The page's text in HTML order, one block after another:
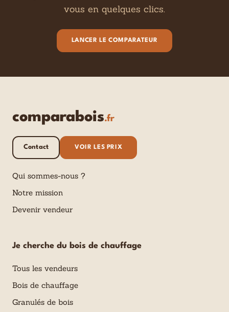
vous en quelques clics.
LANCER LE COMPARATEUR
comparabois.fr
Contact VOIR LES PRIX
Qui sommes-nous ?
Notre mission
Devenir vendeur
Je cherche du bois de chauffage
Tous les vendeurs
Bois de chauffage
Granulés de bois